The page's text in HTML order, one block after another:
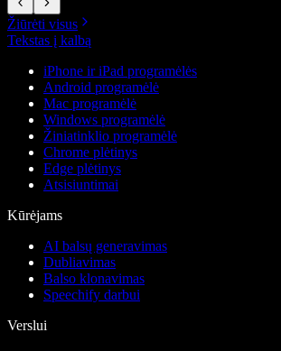
Žiūrėti visus
Tekstas į kalbą
iPhone ir iPad programėlės
Android programėlė
Mac programėlė
Windows programėlė
Žiniatinklio programėlė
Chrome plėtinys
Edge plėtinys
Atsisiuntimai
Kūrėjams
AI balsų generavimas
Dubliavimas
Balso klonavimas
Speechify darbui
Verslui